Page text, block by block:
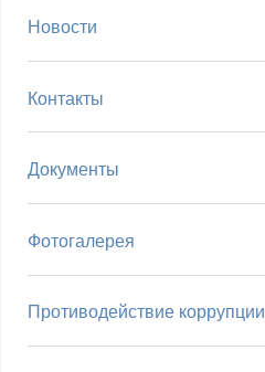
Новости
Контакты
Документы
Фотогалерея
Противодействие коррупции